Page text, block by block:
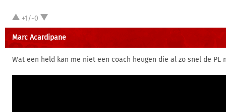
+1/-0
Marc Acardipane
Wat een held kan me niet een coach heugen die al zo snel de PL